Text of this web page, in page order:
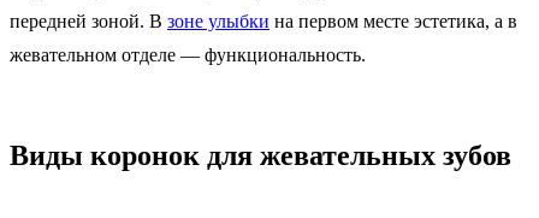
передней зоной. В зоне улыбки на первом месте эстетика, а в
жевательном отделе — функциональность.
Виды коронок для жевательных зубов